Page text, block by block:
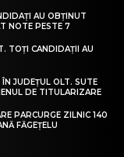
AU OBȚINUT
NOTE PESTE 7
TOȚI CANDIDAȚII AU
JUDEȚUL OLT. SUTE
DE TITULARIZARE
PARCURGE ZILNIC 140
FĂGEȚELU